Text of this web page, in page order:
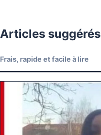
Articles suggérés
Frais, rapide et facile à lire